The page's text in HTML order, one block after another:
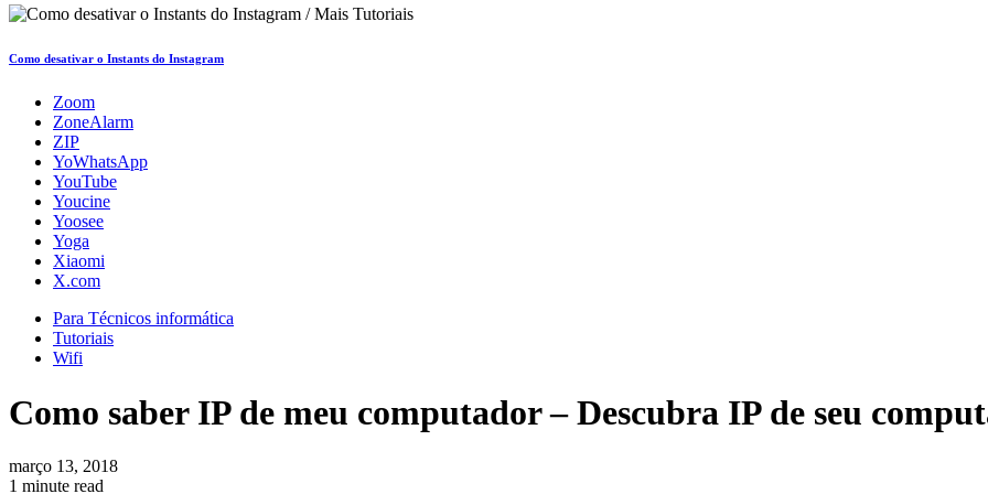
Como desativar o Instants do Instagram
Zoom
ZoneAlarm
ZIP
YoWhatsApp
YouTube
Youcine
Yoosee
Yoga
Xiaomi
X.com
Para Técnicos informática
Tutoriais
Wifi
Como saber IP de meu computador – Descubra IP de seu
março 13, 2018
1 minute read